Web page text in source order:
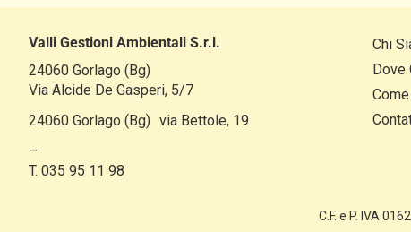
Valli Gestioni Ambientali S.r.l.
24060 Gorlago (Bg)
Via Alcide De Gasperi, 5/7
24060 Gorlago (Bg) via Bettole, 19
–
T. 035 95 11 98
Chi
Dove
C.F. e P. IVA